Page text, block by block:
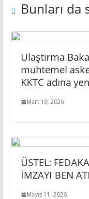
Bunları da
Ulaştırma
muhtemel
KKTC adına
Mart 19, 2026
ÜSTEL:
İMZAYI BEN
Mayıs 11, 2026